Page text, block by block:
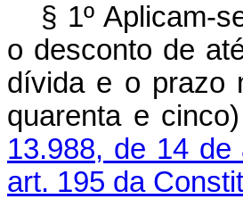
§ 1º Aplicam-
o desconto de
dívida e o prazo
quarenta e
13.988, de 14 de
art. 195 da